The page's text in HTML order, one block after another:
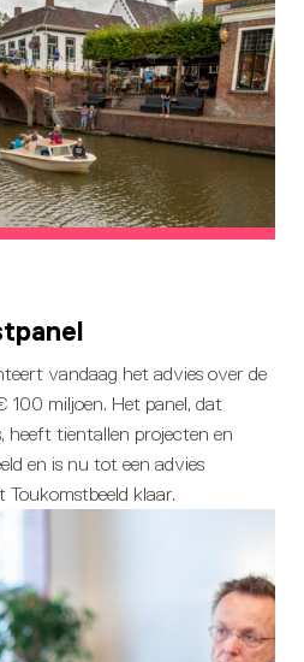
vandaag het advies over de
miljoen. Het panel, dat
heeft tientallen projecten en
en is nu tot een advies
Toukomstbeeld klaar.